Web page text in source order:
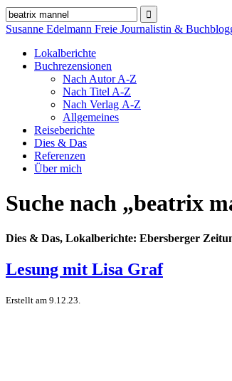
Susanne Edelmann Freie Journalistin &
Lokalberichte
Buchrezensionen
Nach Autor A‑Z
Nach Titel A‑Z
Nach Verlag A‑Z
Allgemeines
Reiseberichte
Dies & Das
Referenzen
Über mich
Suche nach „beatrix
Dies & Das, Lokalberichte: Ebersberger
Lesung mit Lisa Graf
Erstellt am 9.12.23.